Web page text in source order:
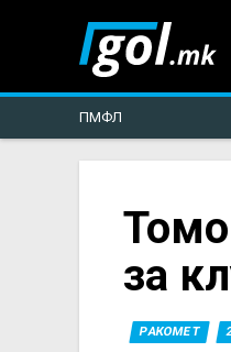
ПМФЛ
You
here
за
РАКОМЕТ